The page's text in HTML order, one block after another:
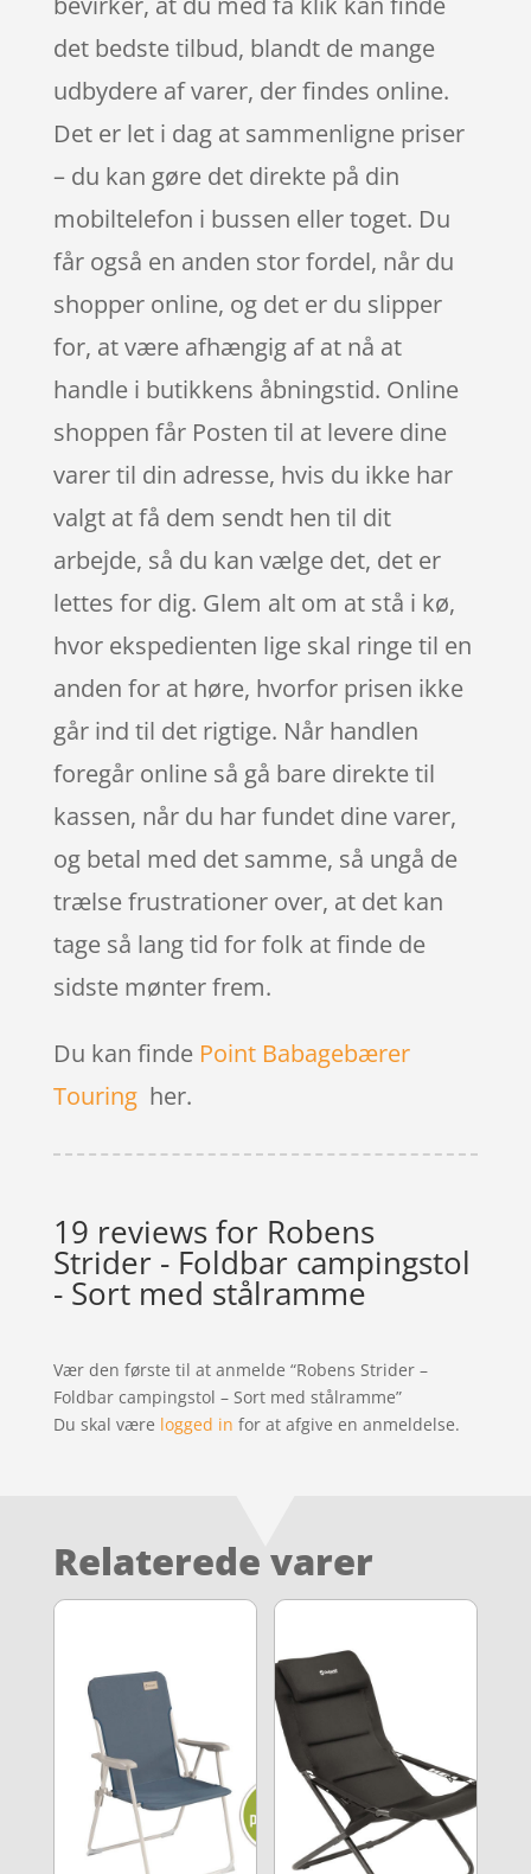
det bedste tilbud, blandt de mange
udbydere af varer, der findes online.
Det er let i dag at sammenligne priser
– du kan gøre det direkte på din
mobiltelefon i bussen eller toget. Du
får også en anden stor fordel, når du
shopper online, og det er du slipper
for, at være afhængig af at nå at
handle i butikkens åbningstid. Online
shoppen får Posten til at levere dine
varer til din adresse, hvis du ikke har
valgt at få dem sendt hen til dit
arbejde, så du kan vælge det, det er
lettes for dig. Glem alt om at stå i kø,
hvor ekspedienten lige skal ringe til en
anden for at høre, hvorfor prisen ikke
går ind til det rigtige. Når handlen
foregår online så gå bare direkte til
kassen, når du har fundet dine varer,
og betal med det samme, så ungå de
trælse frustrationer over, at det kan
tage så lang tid for folk at finde de
sidste mønter frem.
Du kan finde Point Babagebærer
Touringher.
19 reviews for Robens
Strider - Foldbar campingstol
- Sort med stålramme
Vær den første til at anmelde “Robens Strider –
Foldbar campingstol – Sort med stålramme”
Du skal være logged in for at afgive en anmeldelse.
Relaterede varer